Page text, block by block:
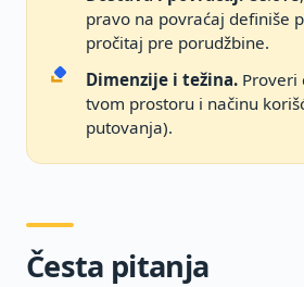
pravo na povraćaj definiše
pročitaj pre porudžbine.
Dimenzije i težina. Proveri
tvom prostoru i načinu
putovanja).
Česta pitanja